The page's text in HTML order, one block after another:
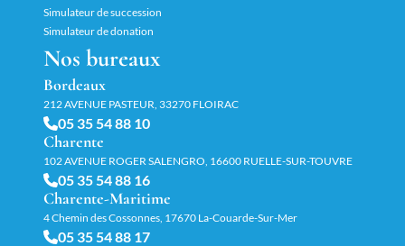
Simulateur de succession
Simulateur de donation
Nos bureaux
Bordeaux
212 AVENUE PASTEUR, 33270 FLOIRAC
05 35 54 88 10
Charente
102 AVENUE ROGER SALENGRO, 16600 RUELLE-SUR-TOUVRE
05 35 54 88 16
Charente-Maritime
4 Chemin des Cossonnes, 17670 La-Couarde-Sur-Mer
05 35 54 88 17